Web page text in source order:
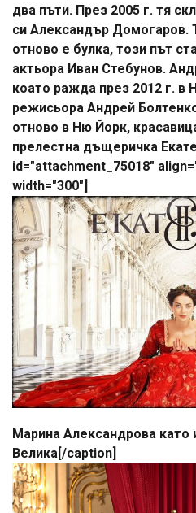
два пъти. През 2005 г. тя
си Александър Домогаров.
отново е булка, този път
актьора Иван Стебунов.
коато ражда през 2012 г.
режисьора Андрей
отново в Ню Йорк,
прелестна дъщеричка
id="attachment_75018"
width="300"]
Марина Александрова като
Велика[/caption]